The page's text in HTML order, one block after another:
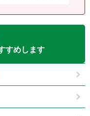
すめします